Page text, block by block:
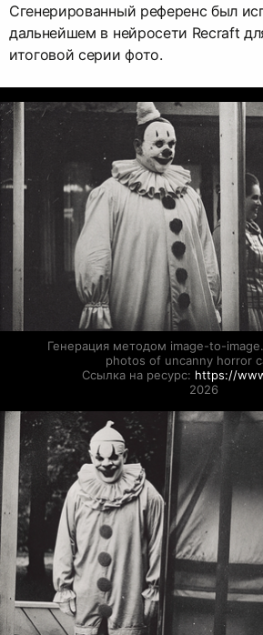
Сгенерированный референс был
дальнейшем в нейросети Recraft
итоговой серии фото.
Генерация методом image-to-
photos of uncanny horror
Ссылка на ресурс: https://
2026